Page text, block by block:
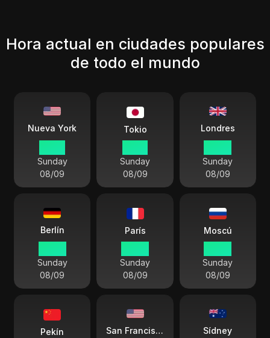
Hora actual en ciudades populares
de todo el mundo
Nueva York
Sunday
08/09
Tokio
Sunday
08/09
Londres
Sunday
08/09
Berlín
Sunday
08/09
París
Sunday
08/09
Moscú
Sunday
08/09
Pekín San Francisco Sídney